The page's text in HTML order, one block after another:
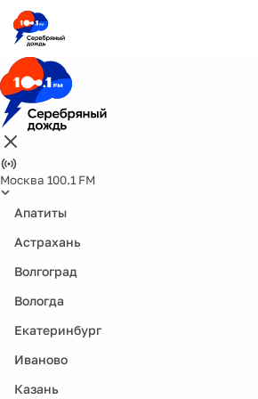
Москва 100.1 FM
Апатиты
Астрахань
Волгоград
Вологда
Екатеринбург
Иваново
Казань